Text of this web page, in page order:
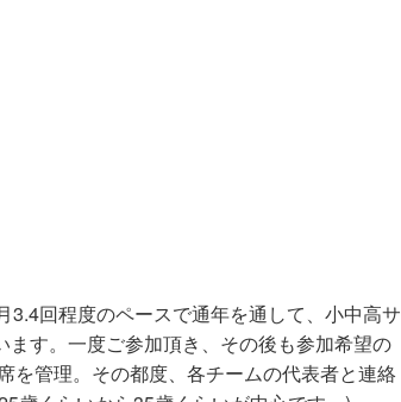
3.4回程度のペースで通年を通して、小中高サ
ます。一度ご参加頂き、その後も参加希望の
を管理。その都度、各チームの代表者と連絡